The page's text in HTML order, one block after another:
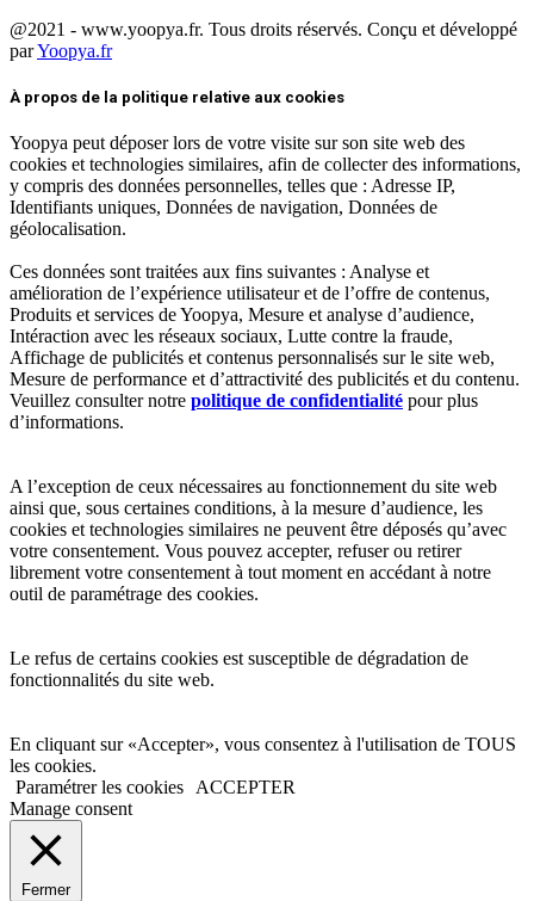
@2021 - www.yoopya.fr. Tous droits réservés. Conçu et développé
parYoopya.fr
À propos de la politique relative aux cookies
Yoopya peut déposer lors de votre visite sur son site web des
cookies et technologies similaires, afin de collecter des informations,
y compris des données personnelles, telles que : Adresse IP,
Identifiants uniques, Données de navigation, Données de
géolocalisation.
Ces données sont traitées aux fins suivantes : Analyse et
amélioration de l’expérience utilisateur et de l’offre de contenus,
Produits et services de Yoopya, Mesure et analyse d’audience,
Intéraction avec les réseaux sociaux, Lutte contre la fraude,
Affichage de publicités et contenus personnalisés sur le site web,
Mesure de performance et d’attractivité des publicités et du contenu.
Veuillez consulter notre politique de confidentialité pour plus
d’informations.
A l’exception de ceux nécessaires au fonctionnement du site web
ainsi que, sous certaines conditions, à la mesure d’audience, les
cookies et technologies similaires ne peuvent être déposés qu’avec
votre consentement. Vous pouvez accepter, refuser ou retirer
librement votre consentement à tout moment en accédant à notre
outil de paramétrage des cookies.
Le refus de certains cookies est susceptible de dégradation de
fonctionnalités du site web.
En cliquant sur «Accepter», vous consentez à l'utilisation de TOUS
les cookies.
Paramétrer les cookies
ACCEPTER
Manage consent
Fermer